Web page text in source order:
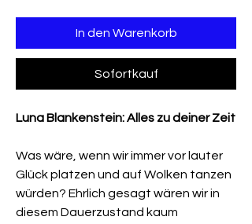
In den Warenkorb
Sofortkauf
Luna Blankenstein: Alles zu deiner Zeit
Was wäre, wenn wir immer vor lauter
Glück platzen und auf Wolken tanzen
würden? Ehrlich gesagt wären wir in
diesem Dauerzustand kaum